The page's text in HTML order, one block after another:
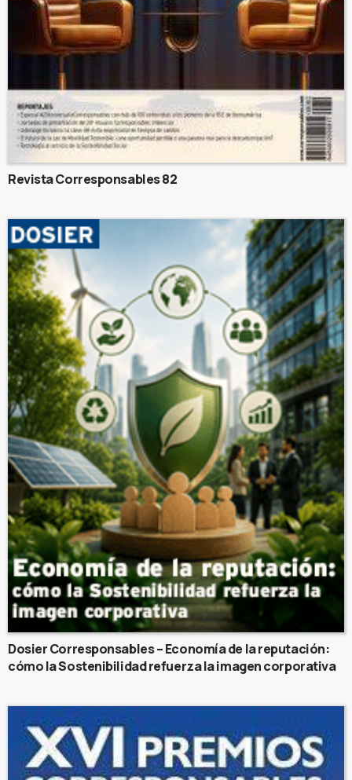
Revista Corresponsables 82
Dosier Corresponsables – Economía de la reputación:
cómo la Sostenibilidad refuerza la imagen corporativa